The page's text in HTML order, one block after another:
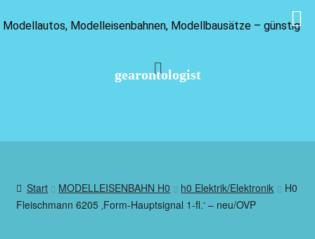
Modellautos, Modelleisenbahnen, Modellbausätze – günstig
Start MODELLEISENBAHN H0 h0 Elektrik/Elektronik
H0
Fleischmann 6205 ‚Form-Hauptsignal 1-fl.‘ – neu/OVP
gearontologist